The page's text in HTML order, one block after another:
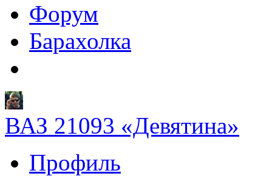
Форум
Барахолка
ВАЗ 21093 «Девятина»
Профиль